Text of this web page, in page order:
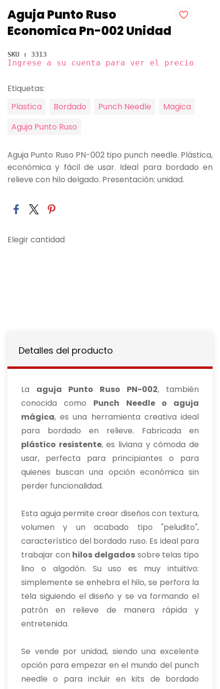
Aguja Punto Ruso
Economica Pn-002 Unidad
SKU : 3313
Ingrese a su cuenta para ver el precio
Etiquetas:
Plastica
Bordado Punch Needle
Magica
Aguja Punto Ruso
Aguja Punto Ruso PN-002 tipo punch needle. Plástica,
económica y fácil de usar. Ideal para bordado en
relieve con hilo delgado. Presentación: unidad.
Elegir cantidad
Detalles del producto
La aguja Punto Ruso PN-002, también
conocida como Punch Needle o aguja
mágica, es una herramienta creativa ideal
para bordado en relieve. Fabricada en
plástico resistente, es liviana y cómoda de
usar, perfecta para principiantes o para
quienes buscan una opción económica sin
perder funcionalidad.
Esta aguja permite crear diseños con textura,
volumen y un acabado tipo "peludito",
característico del bordado ruso. Es ideal para
trabajar con hilos delgados sobre telas tipo
lino o algodón. Su uso es muy intuitivo:
simplemente se enhebra el hilo, se perfora la
tela siguiendo el diseño y se va formando el
patrón en relieve de manera rápida y
entretenida.
Se vende por unidad, siendo una excelente
opción para empezar en el mundo del punch
needle o para incluir en kits de bordado